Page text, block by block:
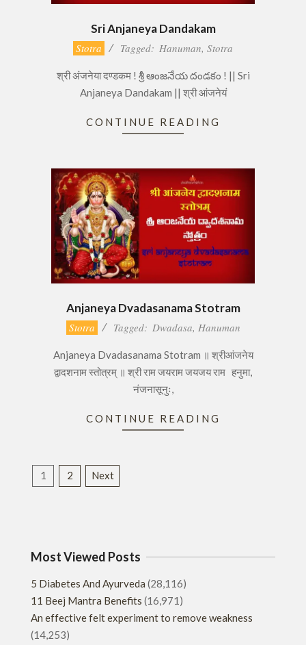
Sri Anjaneya Dandakam
2017-
22
Stotra Tagged: Hanuman, Stotra
श्री अंजनेया दण्डकम ! శ్రీ ఆంజనేయ దండకం ! || Sri
Anjaneya Dandakam || श्री आंजनेयं
CONTINUE READING
Anjaneya Dvadasanama Stotram
2017-
16
Stotra Tagged: Dwadasa, Hanuman
Anjaneya Dvadasanama Stotram ॥ श्रीआंजनेय
द्वादशनाम स्तोत्रम् ॥ श्री राम जयराम जयजय राम हनुमा,
नंजनासूनुः,
CONTINUE READING
Posts
pagination
1 2 Next
Most Viewed Posts
5 Diabetes And Ayurveda (28,116)
11 Beej Mantra Benefits (16,971)
An effective felt experiment to remove weakness
(14,253)